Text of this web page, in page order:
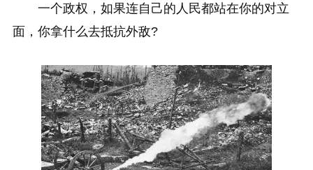
一个政权，如果连自己的人民都站在你的对立
面，你拿什么去抵抗外敌?